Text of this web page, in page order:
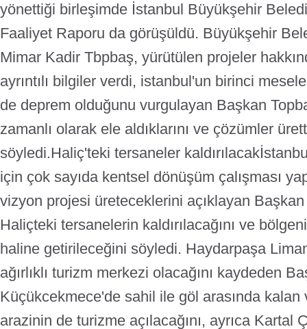
yönettiği birleşimde İstanbul Büyükşehir
Faaliyet Raporu da görüşüldü. Büyükşehir
Mimar Kadir Tbpbaş, yürütülen projeler
ayrıntılı bilgiler verdi, istanbul'un birinci
de deprem olduğunu vurgulayan Başkan
zamanlı olarak ele aldıklarını ve çözümler
söyledi.Haliç'teki tersaneler kaldırılacak
için çok sayıda kentsel dönüşüm çalışması
vizyon projesi üreteceklerini açıklayan
Haliçteki tersanelerin kaldırılacağını ve
haline getirileceğini söyledi. Haydarpaşa
ağırlıklı turizm merkezi olacağını kaydeden
Küçükcekmece'de sahil ile göl arasında
arazinin de turizme açılacağını, ayrıca Kartal